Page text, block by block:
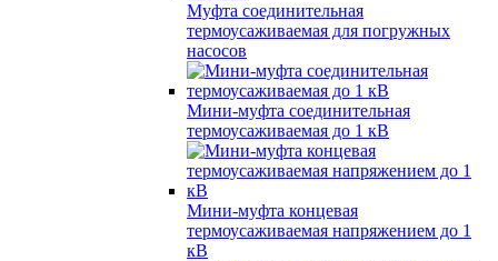
Муфта соединительная
термоусаживаемая для погружных
насосов
Мини-муфта соединительная
термоусаживаемая до 1 кВ
Мини-муфта концевая
термоусаживаемая напряжением до 1
кВ